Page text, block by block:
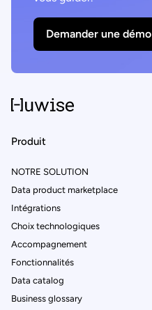
Demander une démo
Produit
NOTRE SOLUTION
Data product marketplace
Intégrations
Choix technologiques
Accompagnement
Fonctionnalités
Data catalog
Business glossary